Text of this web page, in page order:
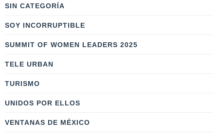
SIN CATEGORÍA
SOY INCORRUPTIBLE
SUMMIT OF WOMEN LEADERS 2025
TELE URBAN
TURISMO
UNIDOS POR ELLOS
VENTANAS DE MÉXICO